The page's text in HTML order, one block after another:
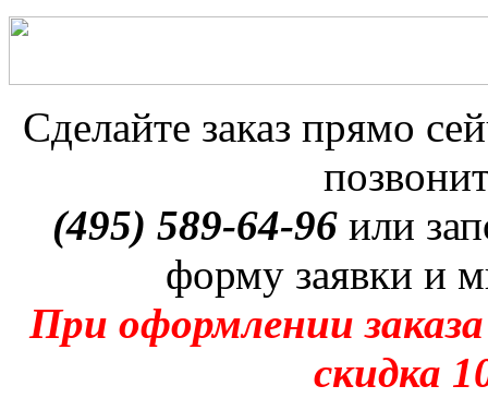
Сделайте заказ прямо
(495) 589-64-96 или
форму заявки и
При оформлении
скидка